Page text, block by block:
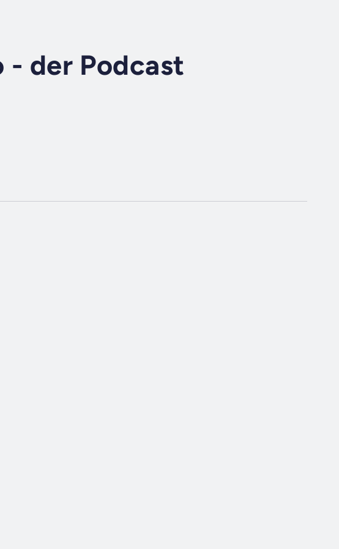
- der Podcast